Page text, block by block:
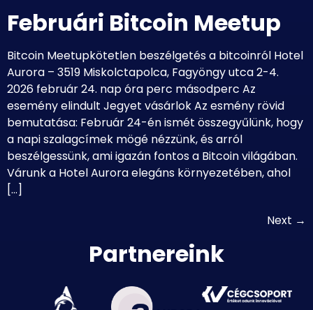
Februári Bitcoin Meetup
Bitcoin Meetupkötetlen beszélgetés a bitcoinról Hotel
Aurora – 3519 Miskolctapolca, Fagyöngy utca 2-4.
2026 február 24. nap óra perc másodperc Az
esemény elindult Jegyet vásárlok Az esmény rövid
bemutatása: Február 24-én ismét összegyűlünk, hogy
a napi szalagcímek mögé nézzünk, és arról
beszélgessünk, ami igazán fontos a Bitcoin világában.
Várunk a Hotel Aurora elegáns környezetében, ahol
[…]
Next →
Partnereink